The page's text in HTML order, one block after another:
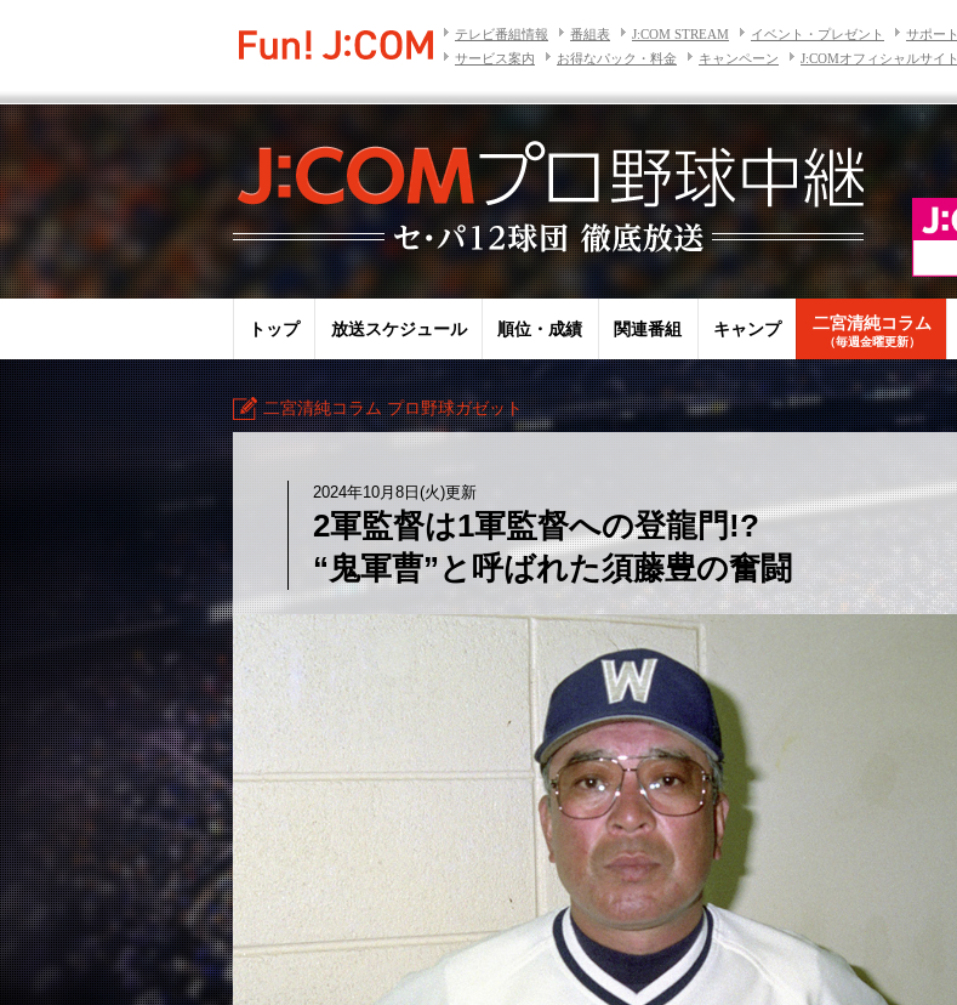
テレビ番組情報 番組表 J:COM STREAM イベント・プレゼント
サポート
サービス案内
お得なパック・料金 キャンペーン J:COMオフィシャルサイト
トップ 放送スケジュール 順位・成績 関連番組 キャンプ 二宮清純コラム
（毎週金曜更新）
二宮清純コラム プロ野球ガゼット
2024年10月8日(火)更新
2軍監督は1軍監督への登龍門!?
“鬼軍曹”と呼ばれた須藤豊の奮闘